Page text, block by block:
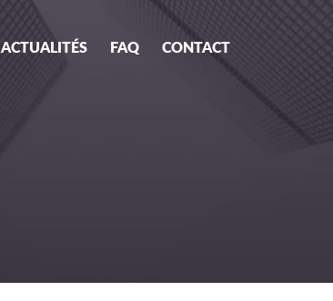
ACTUALITÉS FAQ CONTACT